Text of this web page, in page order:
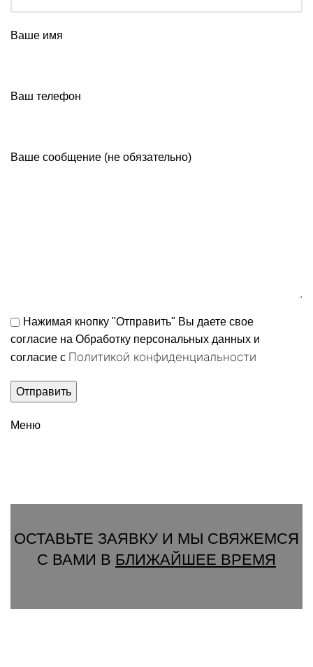
Ваше имя
Ваш телефон
Ваше сообщение (не обязательно)
Нажимая кнопку "Отправить" Вы даете свое
согласие на Обработку персональных данных и
согласие c Политикой конфиденциальности
Меню
ОСТАВЬТЕ ЗАЯВКУ И МЫ СВЯЖЕМСЯ
С ВАМИ В БЛИЖАЙШЕЕ ВРЕМЯ